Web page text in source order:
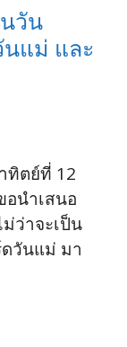
วัน
แม่ และ
ทิตย์ที่ 12
นำเสนอ
ว่าจะเป็น
วันแม่ มา